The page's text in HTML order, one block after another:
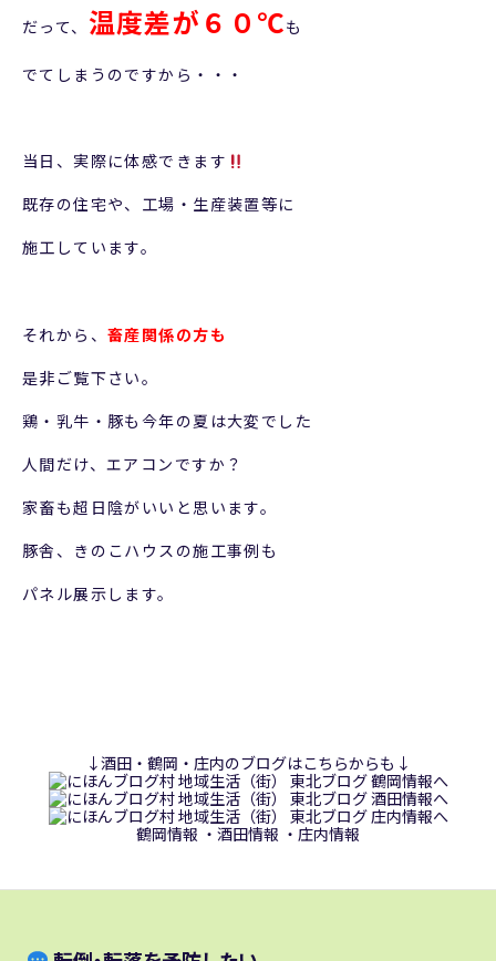
だって、 温度差が６０℃も
でてしまうのですから・・・
当日、実際に体感できます
既存の住宅や、工場・生産装置等に
施工しています。
それから、畜産関係の方も
是非ご覧下さい。
鶏・乳牛・豚も今年の夏は大変でした
人間だけ、エアコンですか？
家畜も超日陰がいいと思います。
豚舎、きのこハウスの施工事例も
パネル展示します。
↓酒田・鶴岡・庄内のブログはこちらからも↓
鶴岡情報 ・ 酒田情報 ・ 庄内情報